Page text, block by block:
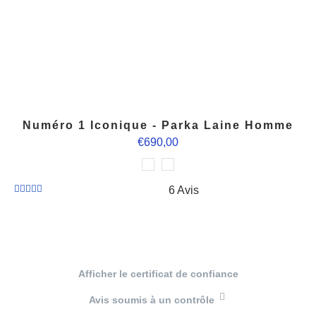
Numéro 1 Iconique - Parka Laine Homme
€690,00
6 Avis
Afficher le certificat de confiance
Avis soumis à un contrôle